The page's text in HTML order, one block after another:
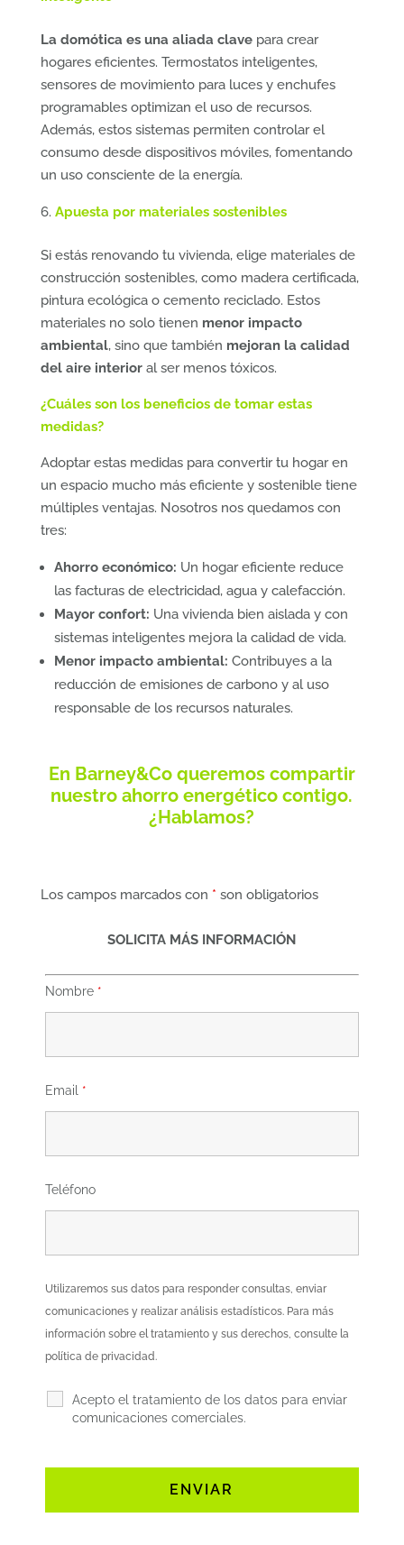
La domótica es una aliada clavepara crear
hogares eficientes. Termostatos inteligentes,
sensores de movimiento para luces y enchufes
programables optimizan el uso de recursos.
Además, estos sistemas permiten controlar el
consumo desde dispositivos móviles, fomentando
un uso consciente de la energía.
Apuesta por materiales sostenibles
Si estás renovando tu vivienda, elige materiales de
construcción sostenibles, como madera certificada,
pintura ecológica o cemento reciclado. Estos
materiales no solo tienen menor impacto
ambiental, sino que también mejoran la calidad
del aire interioral ser menos tóxicos.
¿Cuáles son los beneficios de tomar estas
medidas?
Adoptar estas medidas para convertir tu hogar en
un espacio mucho más eficiente y sostenible tiene
múltiples ventajas. Nosotros nos quedamos con
tres:
Ahorro económico: Un hogar eficiente reduce
las facturas de electricidad, agua y calefacción.
Mayor confort: Una vivienda bien aislada y con
sistemas inteligentes mejora la calidad de vida.
Menor impacto ambiental: Contribuyes a la
reducción de emisiones de carbono y al uso
responsable de los recursos naturales.
En Barney&Co queremos compartir
nuestro ahorro energético contigo.
¿Hablamos?
Los campos marcados con * son obligatorios
SOLICITA MÁS INFORMACIÓN
Nombre *
Email *
Teléfono
Utilizaremos sus datos para responder consultas, enviar
comunicaciones y realizar análisis estadísticos. Para más
información sobre el tratamiento y sus derechos, consulte la
política de privacidad.
Acepto el tratamiento de los datos para enviar
comunicaciones comerciales.